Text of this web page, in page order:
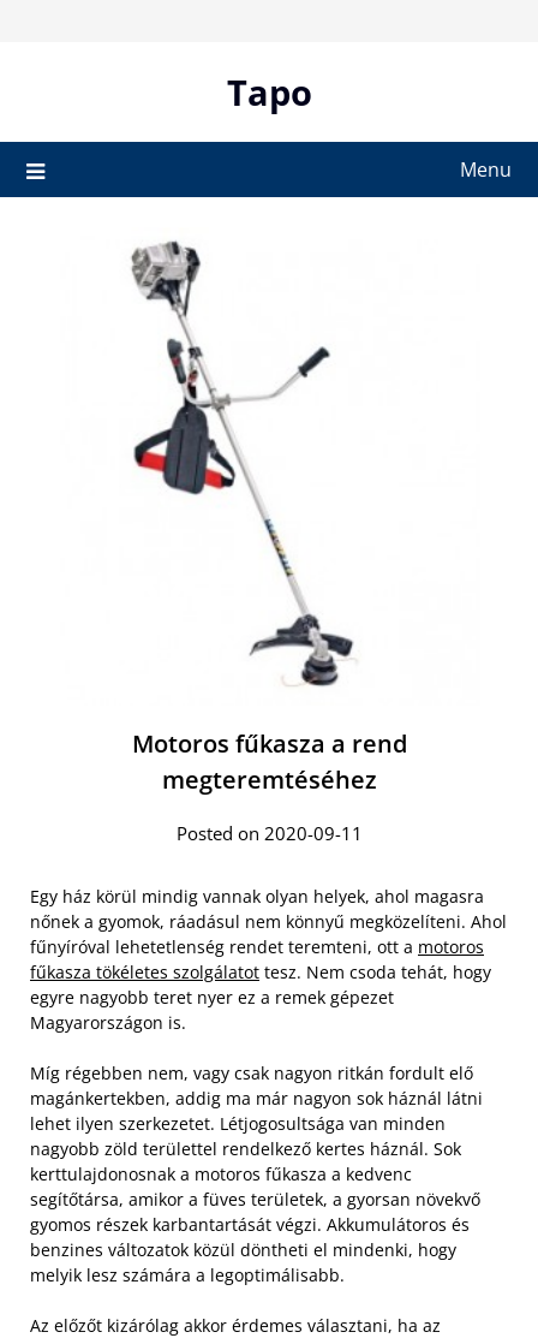
Tapo
Menu
Motoros fűkasza a rend
megteremtéséhez
Posted on 2020-09-11
Egy ház körül mindig vannak olyan helyek, ahol magasra
nőnek a gyomok, ráadásul nem könnyű megközelíteni. Ahol
fűnyíróval lehetetlenség rendet teremteni, ott a motoros
fűkasza tökéletes szolgálatot tesz. Nem csoda tehát, hogy
egyre nagyobb teret nyer ez a remek gépezet
Magyarországon is.
Míg régebben nem, vagy csak nagyon ritkán fordult elő
magánkertekben, addig ma már nagyon sok háznál látni
lehet ilyen szerkezetet. Létjogosultsága van minden
nagyobb zöld területtel rendelkező kertes háznál. Sok
kerttulajdonosnak a motoros fűkasza a kedvenc
segítőtársa, amikor a füves területek, a gyorsan növekvő
gyomos részek karbantartását végzi. Akkumulátoros és
benzines változatok közül döntheti el mindenki, hogy
melyik lesz számára a legoptimálisabb.
Az előzőt kizárólag akkor érdemes választani, ha az